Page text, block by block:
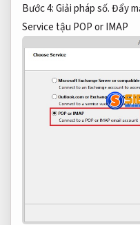
Bước 4:Giải pháp số.Đẩy
Service tậu POP or IMAP